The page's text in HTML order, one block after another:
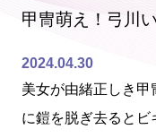
甲冑萌え！弓川
2024.04.30
美女が由緒正しき甲
に鎧を脱ぎ去ると